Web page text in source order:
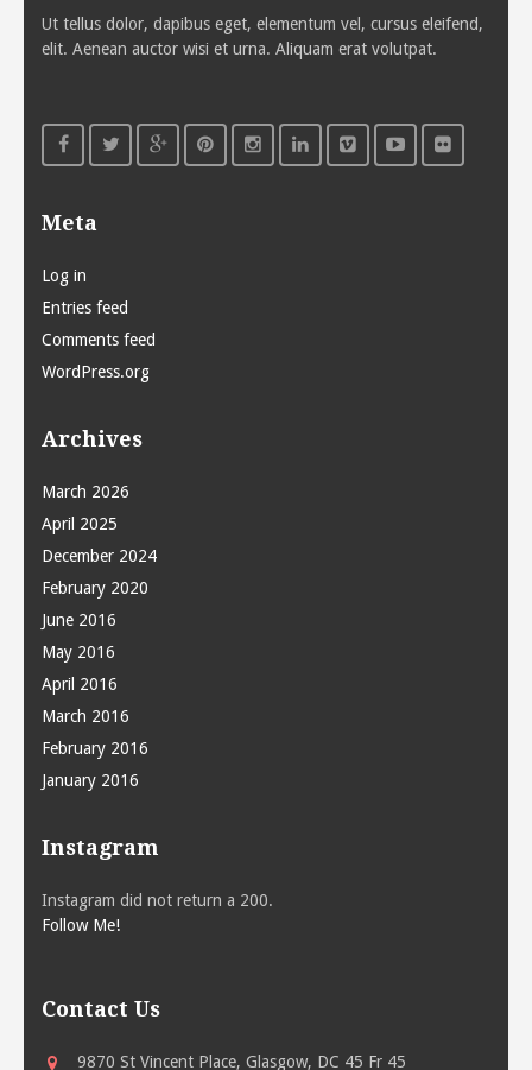
Ut tellus dolor, dapibus eget, elementum vel, cursus eleifend,
elit. Aenean auctor wisi et urna. Aliquam erat volutpat.
Meta
Log in
Entries feed
Comments feed
WordPress.org
Archives
March 2026
April 2025
December 2024
February 2020
June 2016
May 2016
April 2016
March 2016
February 2016
January 2016
Instagram
Instagram did not return a 200.
Follow Me!
Contact Us
9870 St Vincent Place, Glasgow, DC 45 Fr 45